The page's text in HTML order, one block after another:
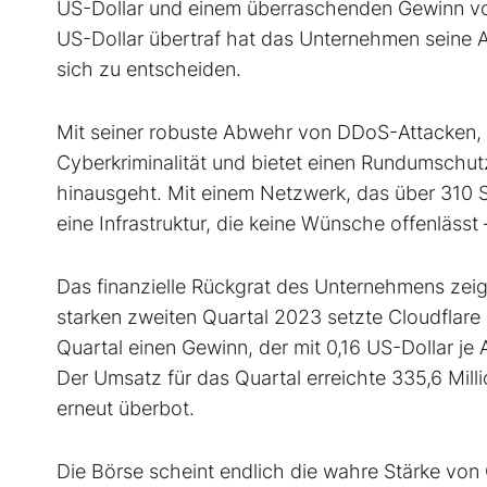
US-Dollar und einem überraschenden Gewinn
US-Dollar übertraf hat das Unternehmen
sich zu entscheiden.
Mit seiner robuste Abwehr von DDoS-
Cyberkriminalität und bietet einen
hinausgeht. Mit einem Netzwerk, das über
eine Infrastruktur, die keine Wünsche
Das finanzielle Rückgrat des Unternehmens
starken zweiten Quartal 2023 setzte
Quartal einen Gewinn, der mit 0,16 US-Dollar
Der Umsatz für das Quartal erreichte 335,6
erneut überbot.
Die Börse scheint endlich die wahre Stärke